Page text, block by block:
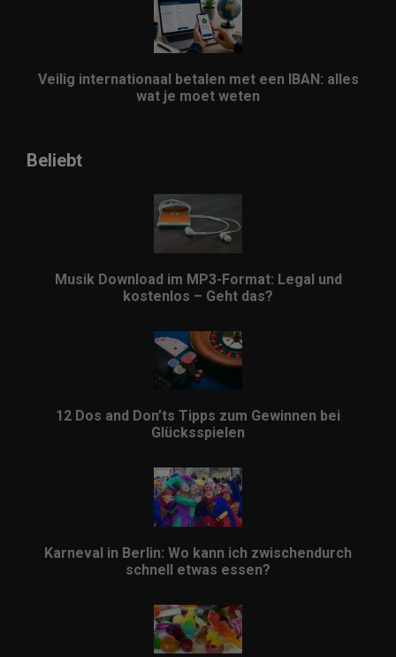
Veilig internationaal betalen met een IBAN: alles
wat je moet weten
Beliebt
Musik Download im MP3-Format: Legal und
kostenlos – Geht das?
12 Dos and Don’ts Tipps zum Gewinnen bei
Glücksspielen
Karneval in Berlin: Wo kann ich zwischendurch
schnell etwas essen?